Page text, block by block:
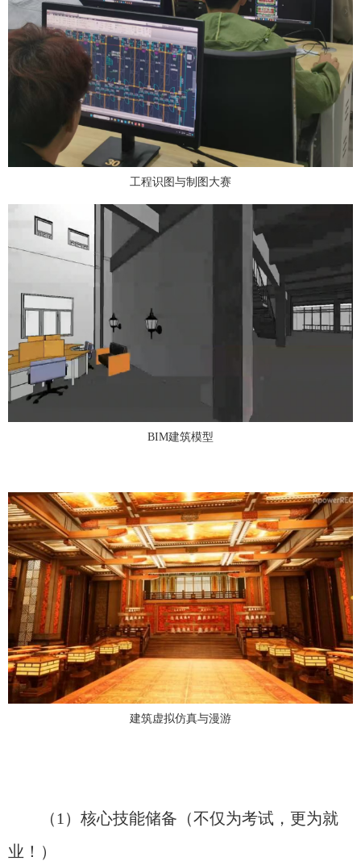
工程识图与制图大赛
BIM建筑模型
建筑虚拟仿真与漫游
（1）核心技能储备（不仅为考试，更为就
业！）